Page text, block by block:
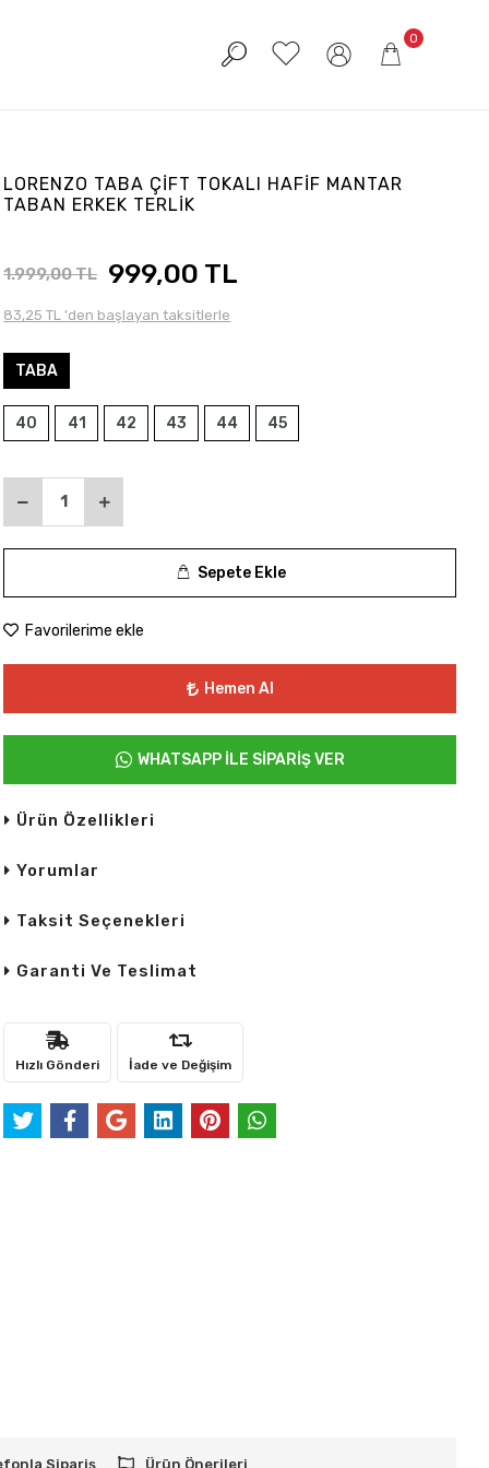
0
LORENZO TABA ÇİFT TOKALI HAFİF MANTAR
TABAN ERKEK TERLİK
1.999,00 TL 999,00 TL
83,25 TL 'den başlayan taksitlerle
TABA
40 41 42 43 44 45
Sepete Ekle
Favorilerime ekle
Hemen Al
WHATSAPP İLE SİPARİŞ VER
Ürün Özellikleri
Yorumlar
Taksit Seçenekleri
Garanti Ve Teslimat
Hızlı Gönderi İade ve Değişim
Sipariş Ürün Önerileri